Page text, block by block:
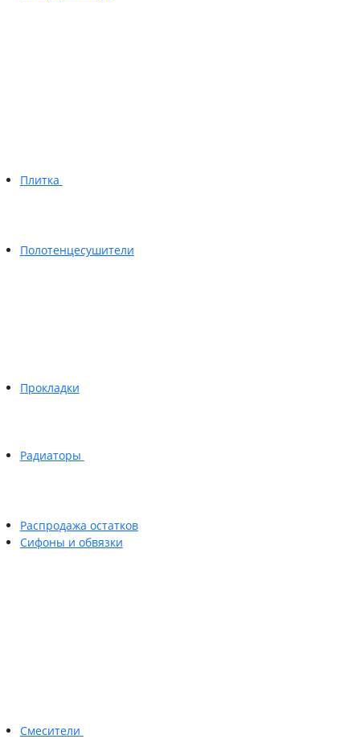
Плитка
Полотенцесушители
Прокладки
Радиаторы
Распродажа остатков
Сифоны и обвязки
Смесители